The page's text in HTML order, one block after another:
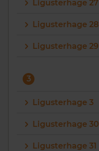
Ligusterhage 27
Ligusterhage 28
Ligusterhage 29
3
Ligusterhage 3
Ligusterhage 30
Ligusterhage 31